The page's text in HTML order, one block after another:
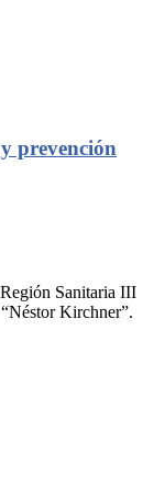
prevención
Sanitaria III
Kirchner”.